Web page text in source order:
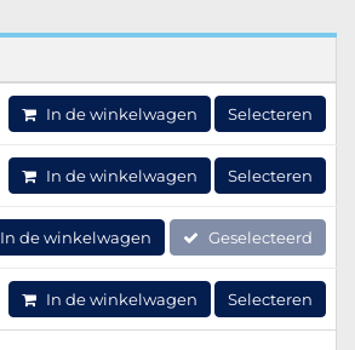
In de winkelwagen Selecteren
In de winkelwagen Selecteren
In de winkelwagen Geselecteerd
In de winkelwagen Selecteren